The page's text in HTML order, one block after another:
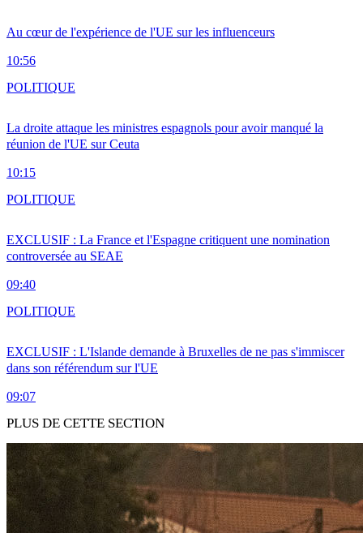
Au cœur de l'expérience de l'UE sur les influenceurs
10:56
La droite attaque les ministres espagnols pour avoir manqué la
réunion de l'UE sur Ceuta
10:15
POLITIQUE
EXCLUSIF : La France et l'Espagne critiquent une nomination
controversée au SEAE
09:40
POLITIQUE
EXCLUSIF : L'Islande demande à Bruxelles de ne pas s'immiscer
dans son référendum sur l'UE
09:07
POLITIQUE
PLUS DE CETTE SECTION